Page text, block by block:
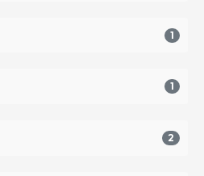
1
1
2